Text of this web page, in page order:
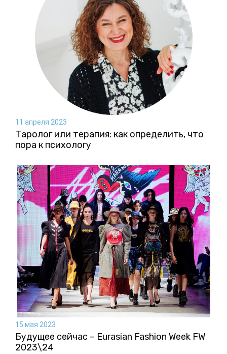
11 апреля 2023
Таролог или терапия: как определить, что
пора к психологу
15 мая 2023
Будущее сейчас – Eurasian Fashion Week FW
2023\24